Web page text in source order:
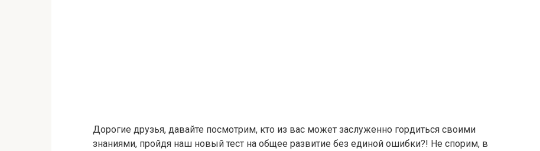
Дорогие друзья, давайте посмотрим, кто из вас может заслуженно гордиться своими
знаниями, пройдя наш новый тест на общее развитие без единой ошибки?! Не спорим, в